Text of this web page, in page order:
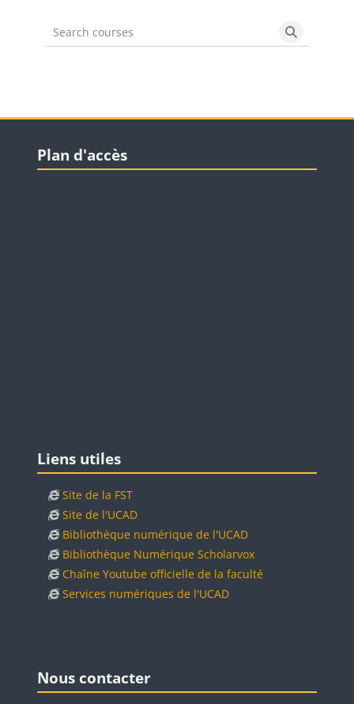
Search courses Search
Blocs
Plan d'accès
Blocs
Liens utiles
Site de la FST
Site de l'UCAD
Bibliothèque numérique de l'UCAD
Bibliothèque Numérique Scholarvox
Chaîne Youtube officielle de la faculté
Services numériques de l'UCAD
Blocs
Nous contacter